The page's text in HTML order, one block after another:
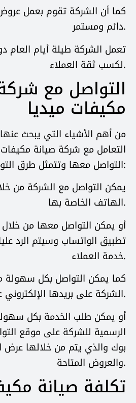
كما أن الشركة تقوم بعمل
دائم ومستمر.
تعمل الشركة طيلة أيام
لكسب ثقة العملاء.
التواصل مع
مكيفات ميديا
من أهم الأشياء التي يبحث
التعامل مع شركة صيانة
التواصل معها وتتمثل طرق التواصل في التالي:
يمكن التواصل مع الشركة من
الهاتف الخاصة بها.
أو يمكن التواصل معها من
تطبيق الواتساب وسيتم الرد
خدمة العملاء.
كما يمكن التواصل بكل سهولة
الشركة على بريدها الإلكتروني على الإنترنت.
أو يمكن طلب الخدمة بكل
الرسمية للشركة على موقع
بوك والذي يتم من خلالها عرض
والعروض المتاحة.
تكلفة صيانة